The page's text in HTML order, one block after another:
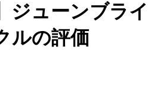
ジューンブライ
ルの評価